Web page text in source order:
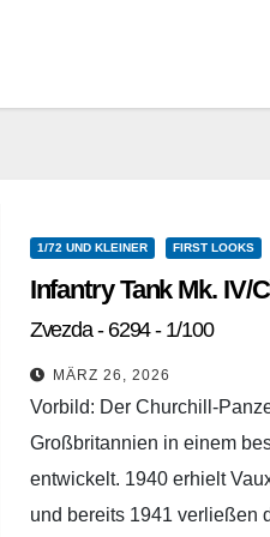
1/72 UND KLEINER FIRST LOOKS
Infantry Tank Mk. IV/
Zvezda - 6294 - 1/100
MÄRZ 26, 2026
Vorbild: Der Churchill-
Großbritannien in einem
entwickelt. 1940 erhielt
und bereits 1941 verließen